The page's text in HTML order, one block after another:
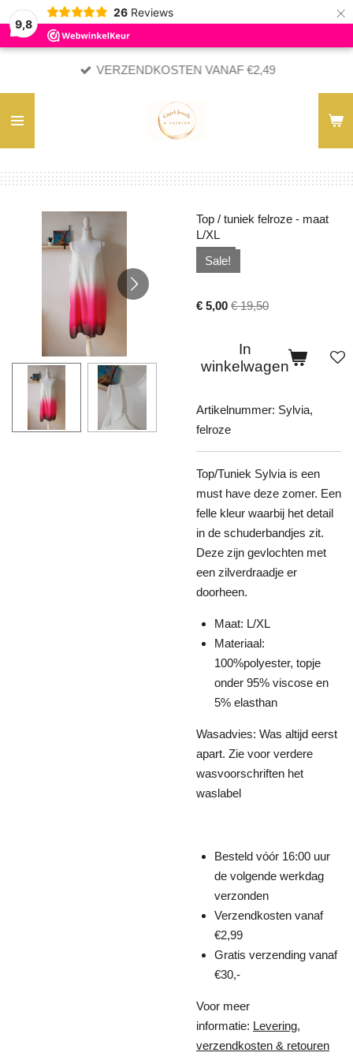
9,8
26 Reviews ×
VERZENDKOSTEN VANAF €2,49
Top / tuniek felroze - maat
L/XL
Sale!
€ 5,00 € 19,50
In
winkelwagen
Artikelnummer: Sylvia,
felroze
Top/Tuniek Sylvia is een
must have deze zomer. Een
felle kleur waarbij het detail
in de schuderbandjes zit.
Deze zijn gevlochten met
een zilverdraadje er
doorheen.
Maat: L/XL
Materiaal:
100%polyester, topje
onder 95% viscose en
5% elasthan
Wasadvies: Was altijd eerst
apart. Zie voor verdere
wasvoorschriften het
waslabel
Besteld vóór 16:00 uur
de volgende werkdag
verzonden
Verzendkosten vanaf
€2,99
Gratis verzending vanaf
€30,-
Voor meer
informatie: Levering,
verzendkosten & retouren